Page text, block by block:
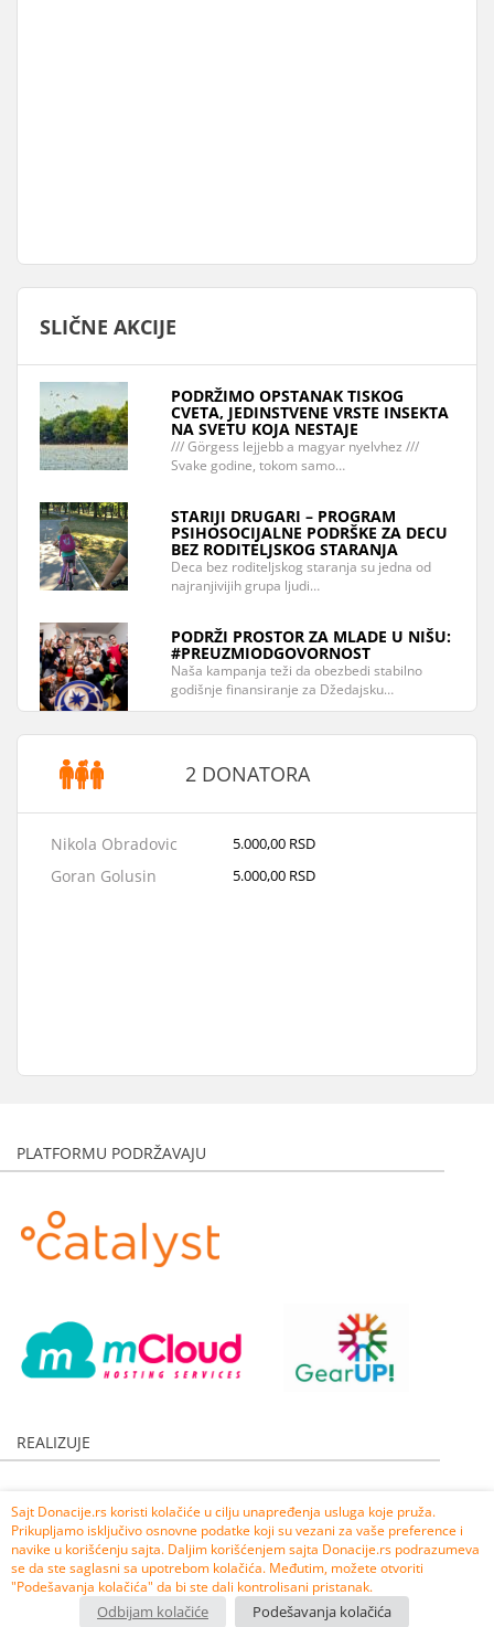
SLIČNE AKCIJE
PODRŽIMO OPSTANAK TISKOG
CVETA, JEDINSTVENE VRSTE INSEKTA
NA SVETU KOJA NESTAJE
/// Görgess lejjebb a magyar nyelvhez ///
Svake godine, tokom samo…
STARIJI DRUGARI – PROGRAM
PSIHOSOCIJALNE PODRŠKE ZA DECU
BEZ RODITELJSKOG STARANJA
Deca bez roditeljskog staranja su jedna od
najranjivijih grupa ljudi…
PODRŽI PROSTOR ZA MLADE U NIŠU:
#PREUZMIODGOVORNOST
Naša kampanja teži da obezbedi stabilno
godišnje finansiranje za Džedajsku…
2 DONATORA
Nikola Obradovic 5.000,00 RSD
Goran Golusin 5.000,00 RSD
PLATFORMU PODRŽAVAJU
REALIZUJE
Sajt Donacije.rs koristi kolačiće u cilju unapređenja usluga koje pruža.
Prikupljamo isključivo osnovne podatke koji su vezani za vaše preference i
navike u korišćenju sajta. Daljim korišćenjem sajta Donacije.rs podrazumeva
se da ste saglasni sa upotrebom kolačića. Međutim, možete otvoriti
"Podešavanja kolačića" da bi ste dali kontrolisani pristanak.
Odbijam kolačiće Podešavanja kolačića